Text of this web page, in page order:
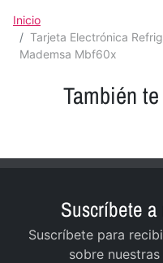
Inicio
Tarjeta Electrónica
Mademsa Mbf60x
También
Suscríbete
Suscríbete para
sobre